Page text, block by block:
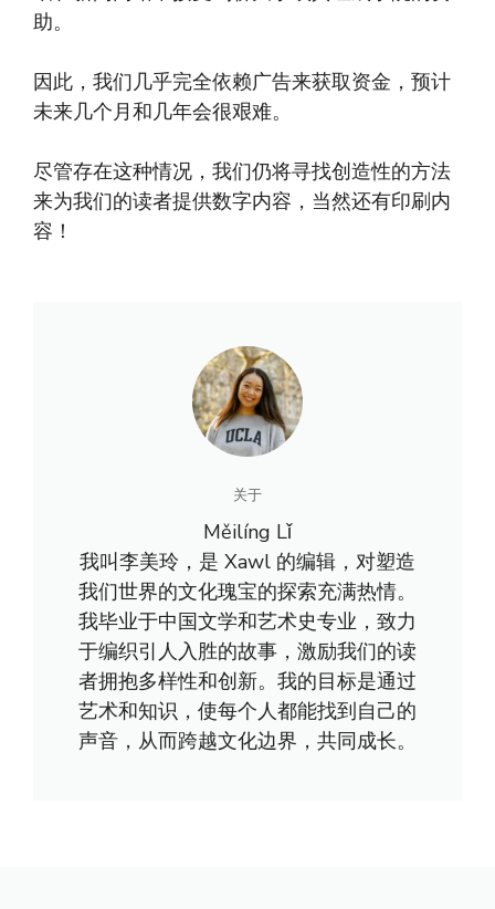
助。
因此，我们几乎完全依赖广告来获取资金，预计
未来几个月和几年会很艰难。
尽管存在这种情况，我们仍将寻找创造性的方法
来为我们的读者提供数字内容，当然还有印刷内
容！
关于
Měilíng Lǐ
我叫李美玲，是 Xawl 的编辑，对塑造
我们世界的文化瑰宝的探索充满热情。
我毕业于中国文学和艺术史专业，致力
于编织引人入胜的故事，激励我们的读
者拥抱多样性和创新。我的目标是通过
艺术和知识，使每个人都能找到自己的
声音，从而跨越文化边界，共同成长。